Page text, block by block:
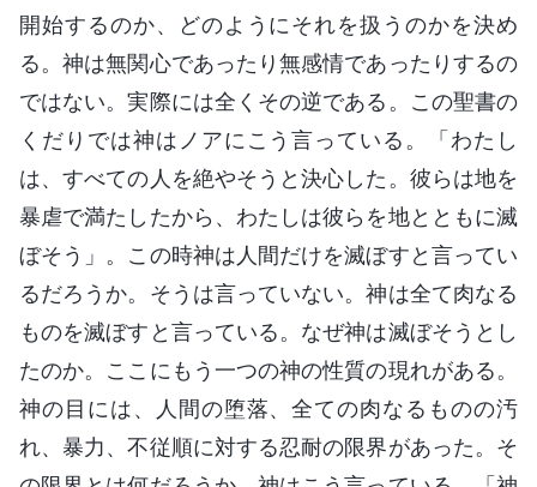
開始するのか、どのようにそれを扱うのかを決め
る。神は無関心であったり無感情であったりするの
ではない。実際には全くその逆である。この聖書の
くだりでは神はノアにこう言っている。「わたし
は、すべての人を絶やそうと決心した。彼らは地を
暴虐で満たしたから、わたしは彼らを地とともに滅
ぼそう」。この時神は人間だけを滅ぼすと言ってい
るだろうか。そうは言っていない。神は全て肉なる
ものを滅ぼすと言っている。なぜ神は滅ぼそうとし
たのか。ここにもう一つの神の性質の現れがある。
神の目には、人間の堕落、全ての肉なるものの汚
れ、暴力、不従順に対する忍耐の限界があった。そ